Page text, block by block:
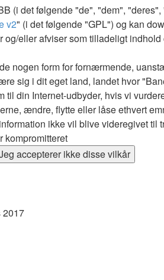
(i det følgende "de", "dem",
v2" (i det følgende "GPL") og kan
og/eller afviser som tilladeligt
nogen form for fornærmende,
sig i dit eget land, landet hvor
til din Internet-udbyder, hvis vi
ændre, flytte eller låse ethvert
ikke vil blive videregivet
kompromitteret
2017